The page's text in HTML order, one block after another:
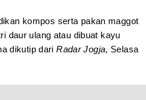
kompos serta pakan maggot
daur ulang atau dibuat kayu
dikutip dariRadar Jogja, Selasa